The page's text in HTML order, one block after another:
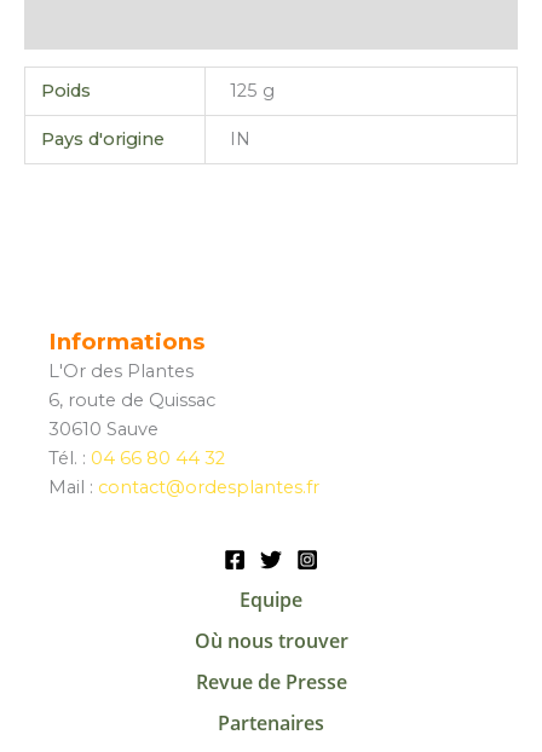
Poids 125 g
Pays d'origine IN
Informations
L'Or des Plantes
6, route de Quissac
30610 Sauve
Tél. : 04 66 80 44 32
Mail : contact@ordesplantes.fr
Equipe
Où nous trouver
Revue de Presse
Partenaires